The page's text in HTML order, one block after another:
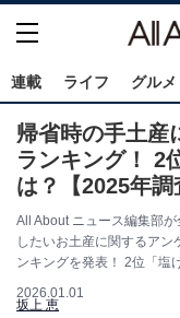
連載 ライフ グルメ
帰省時の手土産
ランキング！ 2
は？【2025年調
All About ニュース編集部
したいお土産に関するアン
ンキングを発表！ 2位「塩
2026.01.01
坂上 恵